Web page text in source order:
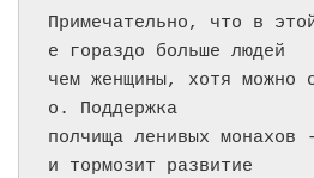
Примечательно, что в
е гораздо больше людей
чем женщины, хотя можно
о. Поддержка
полчища ленивых монахов
и тормозит развитие